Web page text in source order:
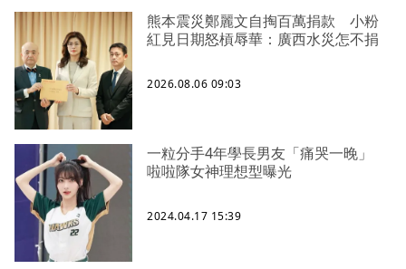
熊本震災鄭麗文自掏百萬捐款 小粉
紅見日期怒槓辱華：廣西水災怎不捐
2026.08.06 09:03
一粒分手4年學長男友「痛哭一晚」
啦啦隊女神理想型曝光
2024.04.17 15:39